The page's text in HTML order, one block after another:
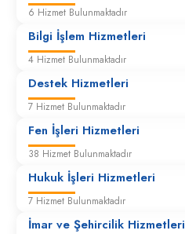
6 Hizmet Bulunmaktadır
Bilgi İşlem Hizmetleri
4 Hizmet Bulunmaktadır
Destek Hizmetleri
7 Hizmet Bulunmaktadır
Fen İşleri Hizmetleri
38 Hizmet Bulunmaktadır
Hukuk İşleri Hizmetleri
7 Hizmet Bulunmaktadır
İmar ve Şehircilik Hizmetleri